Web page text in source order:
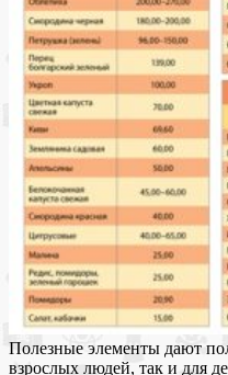
Полезные элементы дают
взрослых людей, так и для